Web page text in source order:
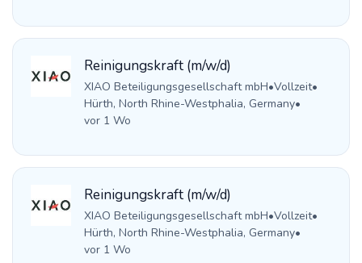
Reinigungskraft (m/w/d)
XIAO Beteiligungsgesellschaft mbH•Vollzeit•
Hürth, North Rhine-Westphalia, Germany•
vor 1 Wo
Reinigungskraft (m/w/d)
XIAO Beteiligungsgesellschaft mbH•Vollzeit•
Hürth, North Rhine-Westphalia, Germany•
vor 1 Wo